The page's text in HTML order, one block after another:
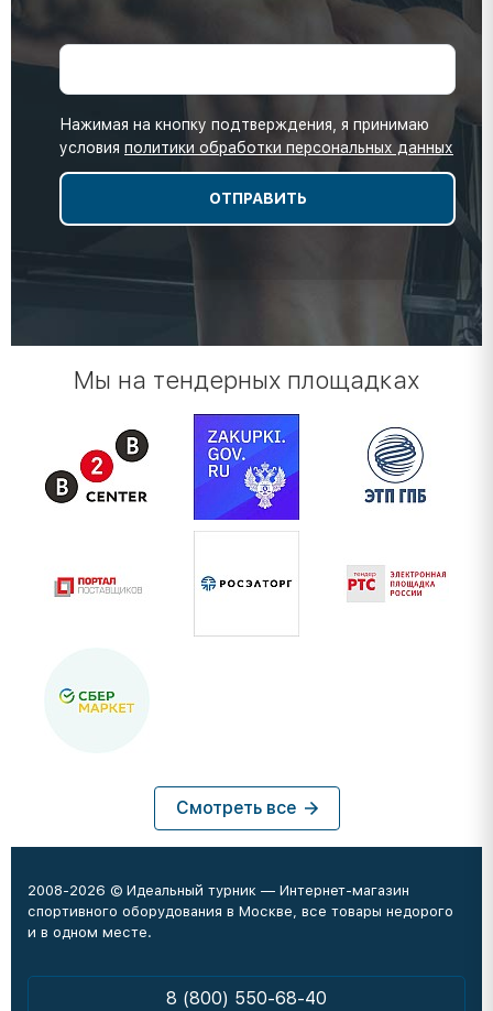
Нажимая на кнопку подтверждения, я принимаю
условия политики обработки персональных данных
Мы на тендерных площадках
Смотреть все
2008-2026 © Идеальный турник — Интернет-магазин
спортивного оборудования в Москве, все товары недорого
и в одном месте.
8 (800) 550-68-40